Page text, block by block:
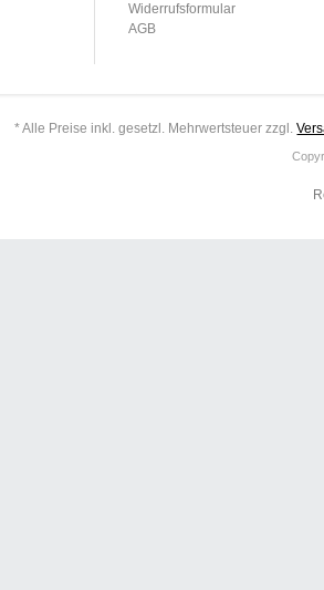
Widerrufsformular
AGB
* Alle Preise inkl. gesetzl. Mehrwertsteuer zzgl.